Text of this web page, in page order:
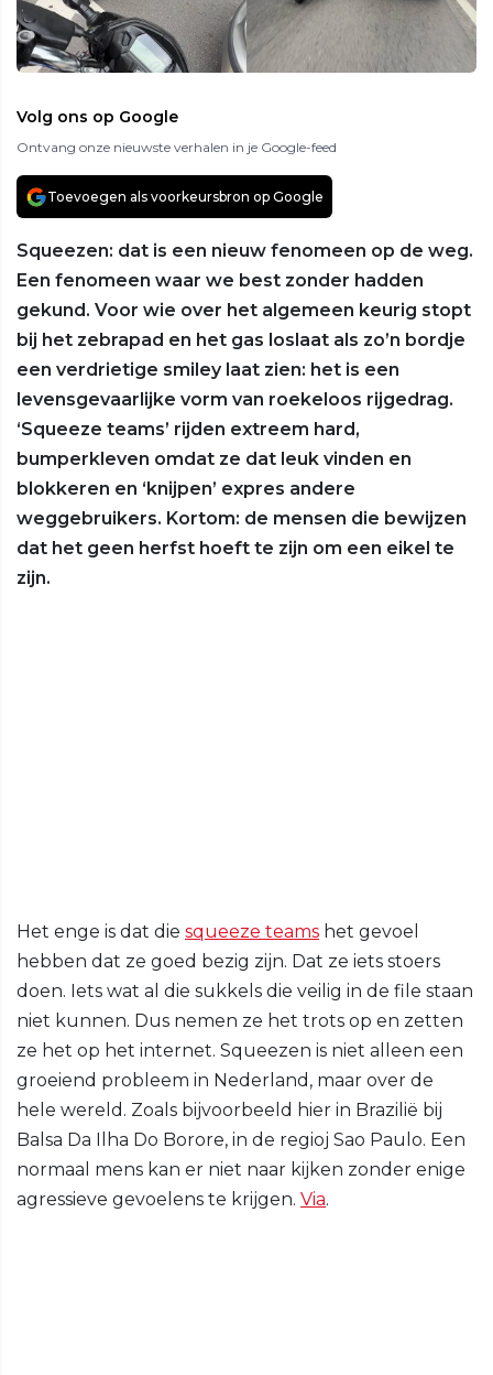
Volg ons op Google
Ontvang onze nieuwste verhalen in je Google-feed
Toevoegen als voorkeursbron op Google
Squeezen: dat is een nieuw fenomeen op de weg.
Een fenomeen waar we best zonder hadden
gekund. Voor wie over het algemeen keurig stopt
bij het zebrapad en het gas loslaat als zo’n bordje
een verdrietige smiley laat zien: het is een
levensgevaarlijke vorm van roekeloos rijgedrag.
‘Squeeze teams’ rijden extreem hard,
bumperkleven omdat ze dat leuk vinden en
blokkeren en ‘knijpen’ expres andere
weggebruikers. Kortom: de mensen die bewijzen
dat het geen herfst hoeft te zijn om een eikel te
zijn.
Het enge is dat die squeeze teams het gevoel
hebben dat ze goed bezig zijn. Dat ze iets stoers
doen. Iets wat al die sukkels die veilig in de file staan
niet kunnen. Dus nemen ze het trots op en zetten
ze het op het internet. Squeezen is niet alleen een
groeiend probleem in Nederland, maar over de
hele wereld. Zoals bijvoorbeeld hier in Brazilië bij
Balsa Da Ilha Do Borore, in de regioj Sao Paulo. Een
normaal mens kan er niet naar kijken zonder enige
agressieve gevoelens te krijgen. Via.